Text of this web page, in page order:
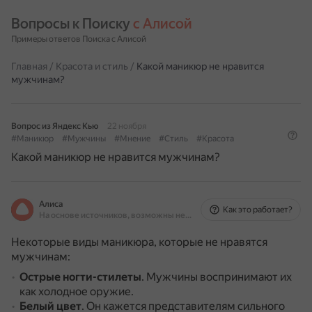
Вопросы к Поиску с Алисой
Примеры ответов Поиска с Алисой
Главная / Красота и стиль / Какой маникюр не нравится
мужчинам?
Вопрос из Яндекс Кью
22 ноября
#Маникюр
#Мужчины #Мнение #Стиль #Красота
Какой маникюр не нравится мужчинам?
Алиса
На основе источников, возможны неточности
Как это работает?
Некоторые виды маникюра, которые не нравятся
мужчинам:
Острые ногти-стилеты. Мужчины воспринимают их
как холодное оружие.
Белый цвет. Он кажется представителям сильного